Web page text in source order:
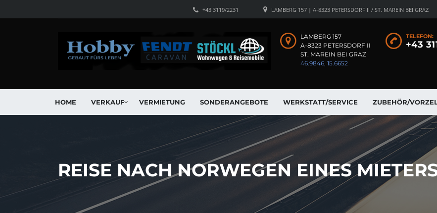
LAMBERG 157 | A-8323 PETERSDORF II / ST. MAREIN BEI GRAZ
+43 3119/2231
TELEFON:
+43
LAMBERG 157
A-8323 PETERSDORF II
ST. MAREIN BEI GRAZ
46.9846, 15.6652
HOME VERKAUF VERMIETUNG SONDERANGEBOTE WERKSTATT/SERVICE ZUBEHÖR/
REISE NACH NORWEGEN EINES